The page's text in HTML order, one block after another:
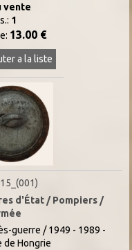
vente
1
13.00 €
a la liste
d'État / Pompiers /
guerre / 1949 - 1989 -
de Hongrie